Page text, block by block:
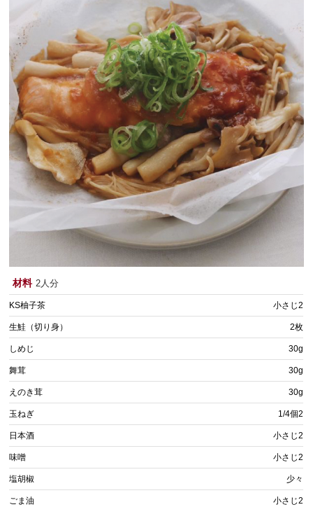
材料 2人分
KS柚子茶 小さじ2
生鮭（切り身） 2枚
しめじ 30g
舞茸 30g
えのき茸 30g
玉ねぎ 1/4個2
日本酒 小さじ2
味噌 小さじ2
塩胡椒 少々
ごま油 小さじ2